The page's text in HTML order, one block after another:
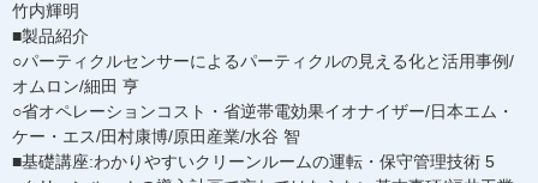
竹内輝明
■製品紹介
○パーティクルセンサーによるパーティクルの見える化と活用事例/
オムロン/細田 亨
○省オペレーションコスト・省逆帯電効果イオナイザー/日本エム・
ケー・エス/田村康博/原田産業/水谷 智
■基礎講座:わかりやすいクリーンルームの運転・保守管理技術 5